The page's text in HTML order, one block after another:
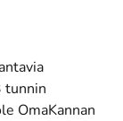
tunnin
OmaKannan